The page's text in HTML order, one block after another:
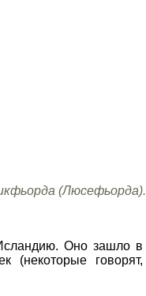
(Люсефьорда).
Оно зашло в
(некоторые говорят,